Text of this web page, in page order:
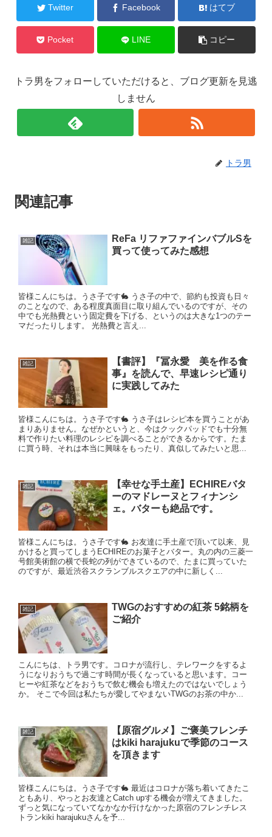
Twitter Facebook はてブ
Pocket LINE コピー
トラ男をフォローしていただけると、ブログ更新を見逃
しません
トラ男
関連記事
雑記
ReFa リファファインバブルSを
買って使ってみた感想
皆様こんにちは。うさ子です🐇 うさ子の中で、節約も投資も日々
のことなので、ある程度真面目に取り組んでいるのですが、その
中でも光熱費という固定費を下げる、というのは大きな1つのテー
マだったりします。 光熱費と言え...
雑記
【書評】『冨永愛 美を作る食
事』を読んで、早速レシピ通り
に実践してみた
皆様こんにちは。うさ子です🐇 うさ子はレシピ本を買うことがあ
まりありません。なぜかというと、今はクックパッドでも十分無
料で作りたい料理のレシピを調べることができるからです。たま
に買う時、それは本当に興味をもったり、真似してみたいと思...
雑記
【幸せな手土産】ECHIREバタ
ーのマドレーヌとフィナンシ
ェ。バターも絶品です。
皆様こんにちは。うさ子です🐇 お友達に手土産で頂いて以来、見
かけると買ってしまうECHIREのお菓子とバター。丸の内の三菱一
号館美術館の横で長蛇の列ができているので、たまに買っていた
のですが、最近渋谷スクランブルスクエアの中に新しく...
雑記
TWGのおすすめの紅茶 5銘柄を
ご紹介
こんにちは、トラ男です。コロナが流行し、テレワークをするよ
うになりおうちで過ごす時間が長くなっていると思います。コー
ヒーや紅茶などをおうちで飲む機会も増えたのではないでしょう
か。 そこで今回は私たちが愛してやまないTWGのお茶の中か...
雑記
【原宿グルメ】ご褒美フレンチ
はkiki harajukuで季節のコース
を頂きます
皆様こんにちは。うさ子です🐇 最近はコロナが落ち着いてきたこ
ともあり、やっとお友達とCatch upする機会が増えてきました。
ずっと気になっていてなかなか行けなかった原宿のフレンチレス
トランkiki harajukuさんを予...